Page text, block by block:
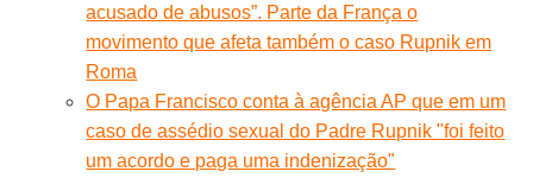
acusado de abusos”. Parte da França o
movimento que afeta também o caso Rupnik em
Roma
O Papa Francisco conta à agência AP que em um
caso de assédio sexual do Padre Rupnik "foi feito
um acordo e paga uma indenização"